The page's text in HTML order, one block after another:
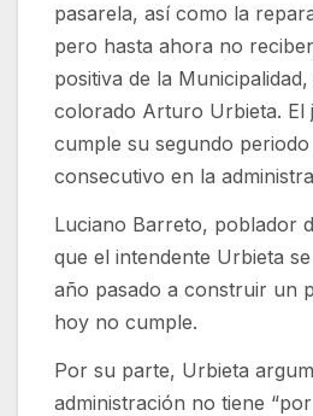
pasarela, así como la
pero hasta ahora no
positiva de la
colorado Arturo Urbieta. El
cumple su segundo
consecutivo en la
Luciano Barreto, poblador
que el intendente Urbieta
año pasado a construir un
hoy no cumple.
Por su parte, Urbieta
administración no tiene